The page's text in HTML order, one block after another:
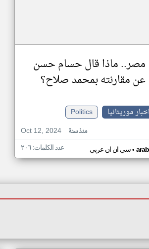
مصر.. ماذا قال حسام حسن
عن مقارنته بمحمد صلاح؟
اخبار موريتانيا
Politics
Oct 12, 2024
منذ سنة
سي ان ان عربي• عدد الكلمات: ٢٠٦